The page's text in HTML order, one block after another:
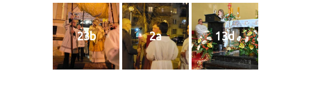
Sakrament małżeństwa
Sakrament kapłaństwa
Sakrament namaszczenia chorych
23b 2a 13d